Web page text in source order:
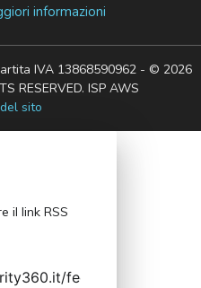
informazioni
IVA 13868590962 - © 2026
RESERVED. ISP AWS
sito
il link RSS